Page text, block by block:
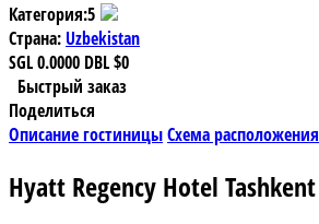
Категория:5
Страна: Uzbekistan
SGL0.0000 DBL$0
Быстрый заказ
Поделиться
Описание гостиницыСхема расположения
Hyatt Regency Hotel Tashkent